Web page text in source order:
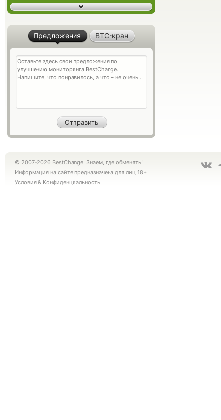
Предложения BTC-кран
© 2007-2026 BestChange. Знаем, где обменять!
Информация на сайте предназначена для лиц 18+
Условия & Конфиденциальность